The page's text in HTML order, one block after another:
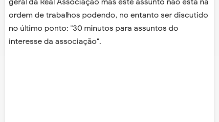
geral da Real Associação mas este assunto não está na
ordem de trabalhos podendo, no entanto ser discutido
no último ponto: "30 minutos para assuntos do
interesse da associação".